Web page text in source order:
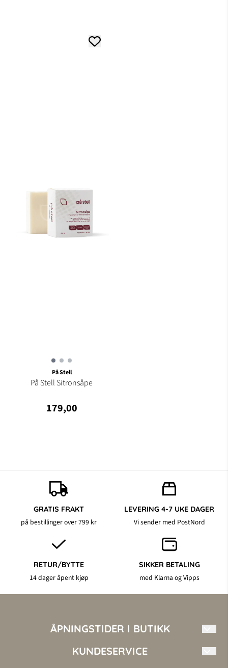
På Stell
På Stell Sitronsåpe
179,00
GRATIS FRAKT
på bestillinger over 799 kr
LEVERING 4-7 UKE DAGER
Vi sender med PostNord
RETUR/BYTTE
14 dager åpent kjøp
SIKKER BETALING
med Klarna og Vipps
ÅPNINGSTIDER I BUTIKK
Torsdag 10.00 - 18.00
KUNDESERVICE